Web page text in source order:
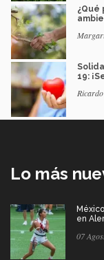
¿Qué
19:
Lo más
en
07